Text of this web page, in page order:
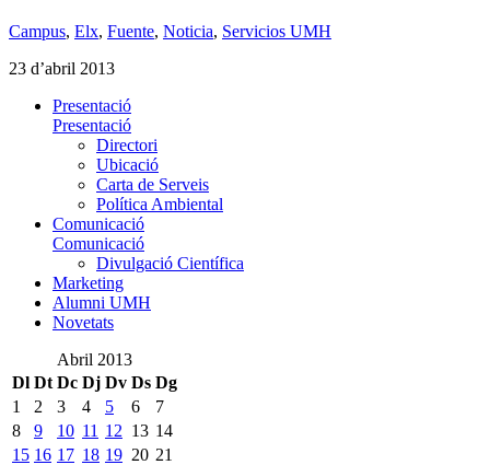
Campus, Elx, Fuente, Noticia, Servicios UMH
23 d’abril 2013
Presentació
Presentació
Directori
Ubicació
Carta de Serveis
Política Ambiental
Comunicació
Comunicació
Divulgació Científica
Marketing
Alumni UMH
Novetats
Abril 2013
Dl Dt Dc Dj Dv Ds Dg
1
2 3 4 5 6
7
8
9 10 11 12 13 14
15 16 17 18 19 20 21